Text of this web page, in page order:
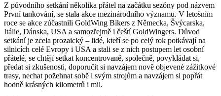
Z původního setkání několika přátel na začátku sezóny pod názvem
První tankování, se stala akce mezinárodního významu. V letošním
roce se akce zúčastnili GoldWing Bikers z Německa, Švýcarska,
Itálie, Dánska, USA a samozřejmě i čeští GoldWingers. Důvod
setkání je zcela prozaický – lidé, kteří se po celý rok potkávají na
silnicích celé Evropy i USA a stali se z nich postupem let osobní
přátelé, se chtějí setkat koncentrovaně, společně, povykládat si,
předat si zkušenosti, doporučit si navzájem nově objevené zážitkové
trasy, nechat požehnat sobě i svým strojům a navzájem si popřát
hodně krásných kilometrů i mil.